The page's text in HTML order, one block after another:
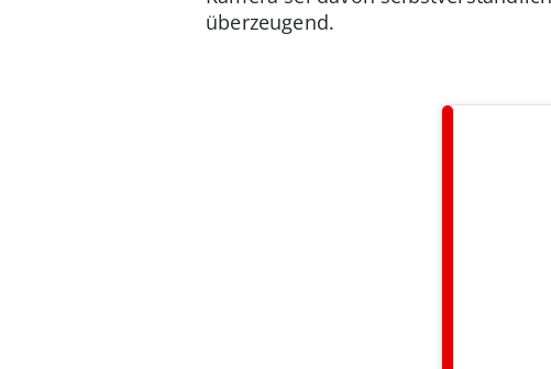
überzeugend.